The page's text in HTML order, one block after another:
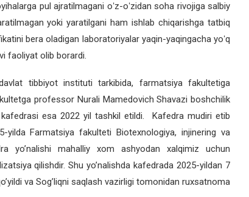
pul ajratilmagani oʻz-oʻzidan soha rivojiga salbiy
yoki yaratilgani ham ishlab chiqarishga tatbiq
bera oladigan laboratoriyalar yaqin-yaqingacha yoʻq
faoliyat olib borardi.
tibbiyot instituti tarkibida, farmatsiya fakultetiga
professor Nurali Mamedovich Shavazi boshchilik
esa 2022 yil tashkil etildi. Kafedra mudiri etib
yilda Farmatsiya fakulteti Biotexnologiya, injinering va
mahalliy xom ashyodan xalqimiz uchun
qilishdir. Shu yo’nalishda kafedrada 2025-yildan 7
va Sog’liqni saqlash vazirligi tomonidan ruxsatnoma